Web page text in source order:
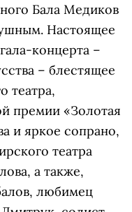
Бала Медиков
Настоящее
концерта –
– блестящее
театра,
премии «Золотая
и яркое сопрано,
театра
а также,
любимец